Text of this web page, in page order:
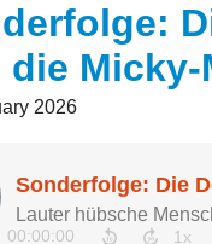
die
2026
Lauter hübsche
00:00:00